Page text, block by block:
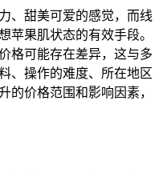
甜美可爱的感觉，而线
苹果肌状态的有效手段。
格可能存在差异，这与多
、操作的难度、所在地区
的价格范围和影响因素，